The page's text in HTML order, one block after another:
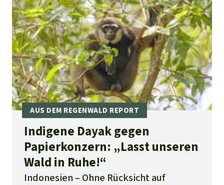
Indigene Dayak gegen
Papierkonzern: „Lasst unseren
Wald in Ruhe!“
Indonesien
Ohne Rücksicht auf